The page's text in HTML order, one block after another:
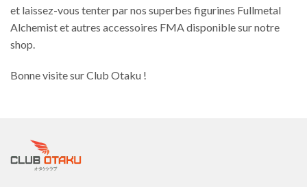
et laissez-vous tenter par nos superbes figurines Fullmetal
Alchemist et autres accessoires FMA disponible sur notre
shop.
Bonne visite sur Club Otaku !